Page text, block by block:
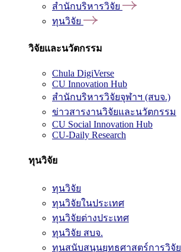
สำนักบริหารวิจัย
ทุนวิจัย
วิจัยและนวัตกรรม
Chula DigiVerse
CU Innovation Hub
สำนักบริหารวิจัยจุฬาฯ (สบจ.)
ข่าวสารงานวิจัยและนวัตกรรม
CU Social Innovation Hub
CU-Daily Research
ทุนวิจัย
ทุนวิจัย
ทุนวิจัยในประเทศ
ทุนวิจัยต่างประเทศ
ทุนวิจัย สบจ.
ทุนสนับสนุนยุทธศาสตร์การวิจัย